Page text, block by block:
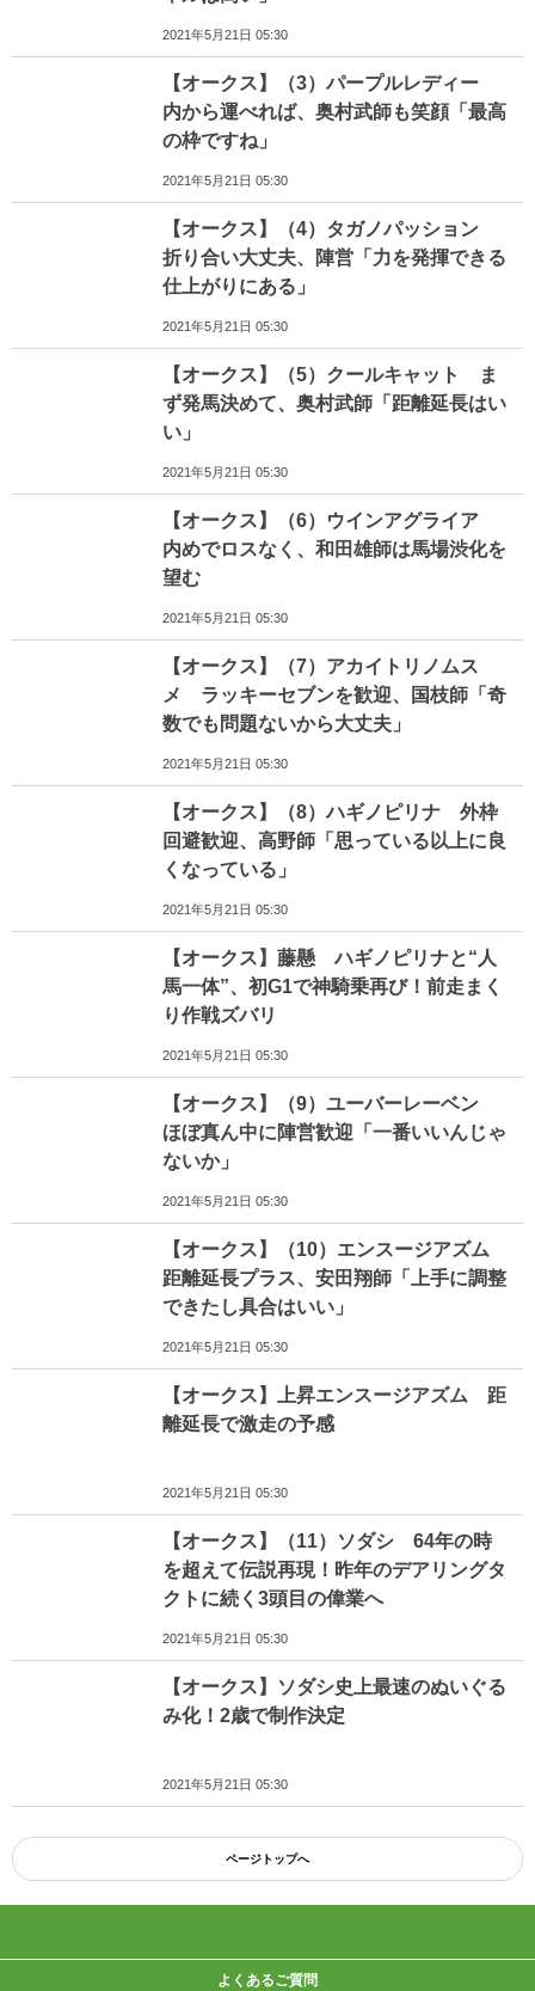
2021年5月21日 05:30
【オークス】（3）パープルレディー
内から運べれば、奥村武師も笑顔「最高
の枠ですね」
2021年5月21日 05:30
【オークス】（4）タガノパッション
折り合い大丈夫、陣営「力を発揮できる
仕上がりにある」
2021年5月21日 05:30
【オークス】（5）クールキャット ま
ず発馬決めて、奥村武師「距離延長はい
い」
2021年5月21日 05:30
【オークス】（6）ウインアグライア
内めでロスなく、和田雄師は馬場渋化を
望む
2021年5月21日 05:30
【オークス】（7）アカイトリノムス
メ ラッキーセブンを歓迎、国枝師「奇
数でも問題ないから大丈夫」
2021年5月21日 05:30
【オークス】（8）ハギノピリナ 外枠
回避歓迎、高野師「思っている以上に良
くなっている」
2021年5月21日 05:30
【オークス】藤懸 ハギノピリナと“人
馬一体”、初G1で神騎乗再び！前走まく
り作戦ズバリ
2021年5月21日 05:30
【オークス】（9）ユーバーレーベン
ほぼ真ん中に陣営歓迎「一番いいんじゃ
ないか」
2021年5月21日 05:30
【オークス】（10）エンスージアズム
距離延長プラス、安田翔師「上手に調整
できたし具合はいい」
2021年5月21日 05:30
【オークス】上昇エンスージアズム 距
離延長で激走の予感
2021年5月21日 05:30
【オークス】（11）ソダシ 64年の時
を超えて伝説再現！昨年のデアリングタ
クトに続く3頭目の偉業へ
2021年5月21日 05:30
【オークス】ソダシ史上最速のぬいぐる
み化！2歳で制作決定
2021年5月21日 05:30
ページトップへ
よくあるご質問